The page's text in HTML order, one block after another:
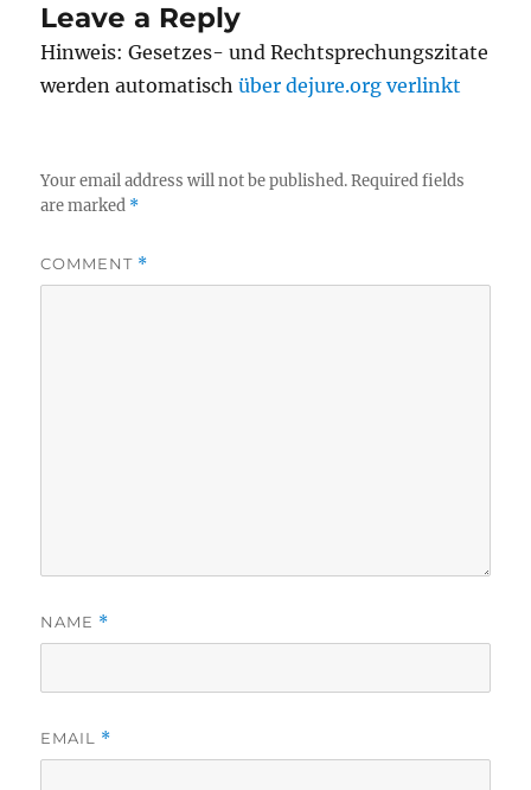
Leave a Reply
Hinweis: Gesetzes- und Rechtsprechungszitate
werden automatischüber dejure.org verlinkt
Your email address will not be published. Required fields
are marked *
COMMENT *
NAME *
EMAIL *